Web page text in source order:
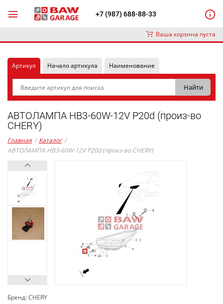
+7 (987) 688-88-33
Ваша корзина пуста
Артикул Начало артикула Наименование
АВТОЛАМПА HB3-60W-12V P20d (произ-во
CHERY)
Главная / Каталог /
АВТОЛАМПА HB3-60W-12V P20d (произ-во CHERY)
Бренд: CHERY